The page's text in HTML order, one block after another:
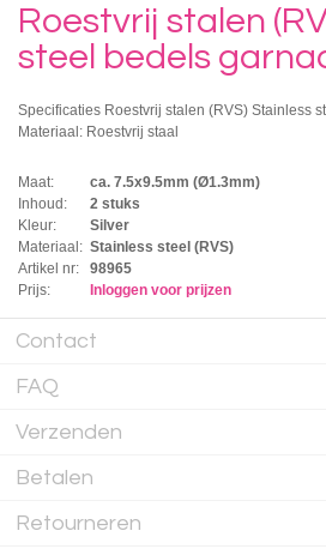
Roestvrij stalen
steel bedels
Specificaties Roestvrij stalen (RVS) Stainless
Materiaal: Roestvrij staal
Maat:
ca. 7.5x9.5mm (Ø1.3mm)
Inhoud:
2 stuks
Kleur:
Silver
Materiaal: Stainless steel (RVS)
Artikel nr:
98965
Prijs:
Inloggen voor prijzen
Contact
FAQ
Verzenden
Betalen
Retourneren